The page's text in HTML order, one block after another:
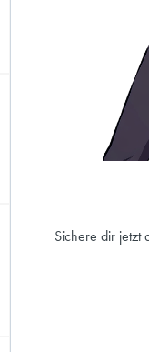
Sichere dir jetzt